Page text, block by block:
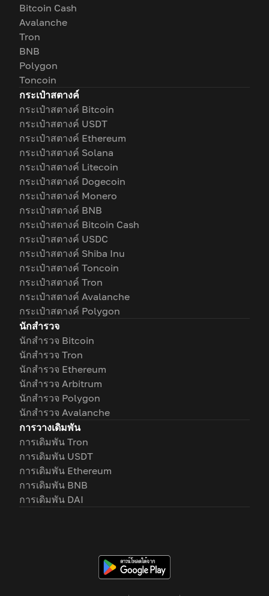
Bitcoin Cash
Avalanche
Tron
BNB
Polygon
Toncoin
กระเป๋าสตางค์
กระเป๋าสตางค์ Bitcoin
กระเป๋าสตางค์ USDT
กระเป๋าสตางค์ Ethereum
กระเป๋าสตางค์ Solana
กระเป๋าสตางค์ Litecoin
กระเป๋าสตางค์ Dogecoin
กระเป๋าสตางค์ Monero
กระเป๋าสตางค์ BNB
กระเป๋าสตางค์ Bitcoin Cash
กระเป๋าสตางค์ USDC
กระเป๋าสตางค์ Shiba Inu
กระเป๋าสตางค์ Toncoin
กระเป๋าสตางค์ Tron
กระเป๋าสตางค์ Avalanche
กระเป๋าสตางค์ Polygon
นักสำรวจ
นักสำรวจ Bitcoin
นักสำรวจ Tron
นักสำรวจ Ethereum
นักสำรวจ Arbitrum
นักสำรวจ Polygon
นักสำรวจ Avalanche
การวางเดิมพัน
การเดิมพัน Tron
การเดิมพัน USDT
การเดิมพัน Ethereum
การเดิมพัน BNB
การเดิมพัน DAI